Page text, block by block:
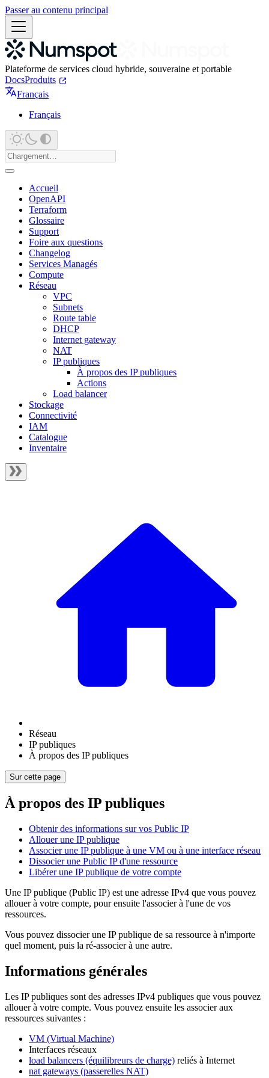
Passer au contenu principal
Plateforme de services cloud hybride, souveraine et portable
DocsProduits
Français
Français
Accueil
OpenAPI
Terraform
Glossaire
Support
Foire aux questions
Changelog
Services Managés
Compute
Réseau
VPC
Subnets
Route table
DHCP
Internet gateway
NAT
IP publiques
À propos des IP publiques
Actions
Load balancer
Stockage
Connectivité
IAM
Catalogue
Inventaire
Réseau
IP publiques
À propos des IP publiques
Sur cette page
À propos des IP publiques
Obtenir des informations sur vos Public IP
Allouer une IP publique
Associer une IP publique à une VM ou à une interface réseau
Dissocier une Public IP d'une ressource
Libérer une IP publique de votre compte
Une IP publique (Public IP) est une adresse IPv4 que vous pouvez
allouer à votre compte, pour ensuite l'associer à l'une de vos
ressources.
Vous pouvez dissocier une IP publique de sa ressource à n'importe
quel moment, puis la ré-associer à une autre.
Informations générales
Les IP publiques sont des adresses IPv4 publiques que vous pouvez
allouer à votre compte. Vous pouvez ensuite les associer aux
ressources suivantes :
VM (Virtual Machine)
Interfaces réseaux
load balancers (équilibreurs de charge) reliés à Internet
nat gateways (passerelles NAT)